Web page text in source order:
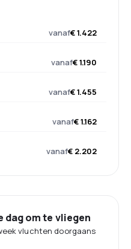
vanaf€ 1.422
vanaf€ 1.190
vanaf€ 1.455
vanaf€ 1.162
vanaf€ 2.202
dag om te vliegen
vluchten doorgaans